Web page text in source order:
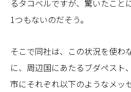
るタコベルですが、驚いたこと
1つもないのだそう。
そこで同社は、この状況を使わ
に、周辺国にあたるブダペスト
市にそれぞれ以下のようなメッ